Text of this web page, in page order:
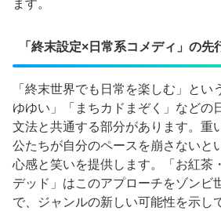
ます。
「終末設定×日常系コメディ」の先
「終末世界でも日常を楽しむ」とい
ゆゆい」「まちカドまぞく」などの
文法と共通する部分があります。重
公たちが自分のペースを崩さないと
心感と笑いを提供します。「お紅茶
デッド」はこのアプローチをゾンビ
で、ジャンルの新しい可能性を示し